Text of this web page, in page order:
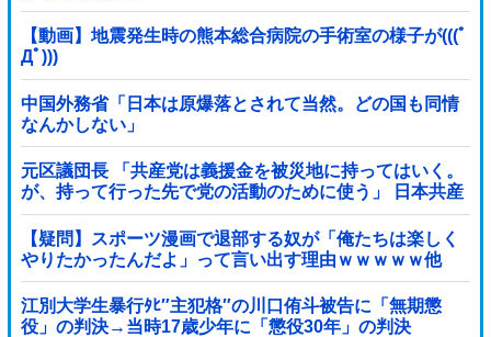
【動画】地震発生時の熊本総合病院の手術室の様子が(((ﾟ
Дﾟ)))
中国外務省「日本は原爆落とされて当然。どの国も同情
なんかしない」
元区議団長 「共産党は義援金を被災地に持ってはいく。
が、持って行った先で党の活動のために使う」 日本共産
党「事実ではありません」
【疑問】スポーツ漫画で退部する奴が「俺たちは楽しく
やりたかったんだよ」って言い出す理由ｗｗｗｗｗ他
江別大学生暴行ﾀﾋ″主犯格″の川口侑斗被告に「無期懲
役」の判決→当時17歳少年に「懲役30年」の判決